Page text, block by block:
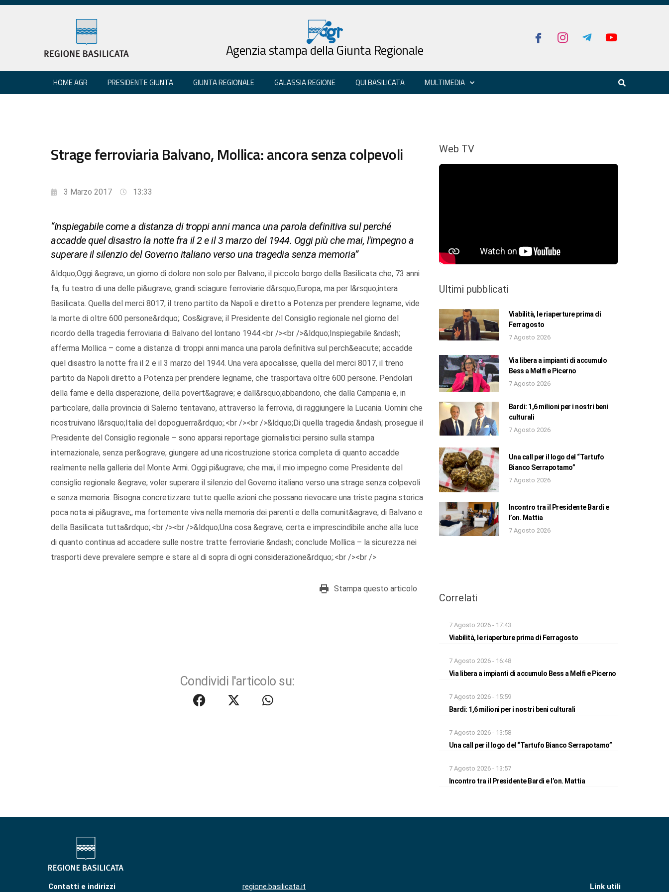
Agenzia stampa della Giunta Regionale
HOME AGR PRESIDENTE GIUNTA GIUNTA REGIONALE GALASSIA REGIONE QUI BASILICATA MULTIMEDIA
Strage ferroviaria Balvano, Mollica: ancora senza colpevoli
3 Marzo 2017 13:33
“Inspiegabile come a distanza di troppi anni manca una parola definitiva sul perché
accadde quel disastro la notte fra il 2 e il 3 marzo del 1944. Oggi più che mai, l'impegno a
superare il silenzio del Governo italiano verso una tragedia senza memoria”
&ldquo;Oggi &egrave; un giorno di dolore non solo per Balvano, il piccolo borgo della Basilicata che, 73 anni
fa, fu teatro di una delle pi&ugrave; grandi sciagure ferroviarie d&rsquo;Europa, ma per l&rsquo;intera
Basilicata. Quella del merci 8017, il treno partito da Napoli e diretto a Potenza per prendere legname, vide
la morte di oltre 600 persone&rdquo;. Cos&igrave; il Presidente del Consiglio regionale nel giorno del
ricordo della tragedia ferroviaria di Balvano del lontano 1944.<br /><br />&ldquo;Inspiegabile &ndash;
afferma Mollica – come a distanza di troppi anni manca una parola definitiva sul perch&eacute; accadde
quel disastro la notte fra il 2 e il 3 marzo del 1944. Una vera apocalisse, quella del merci 8017, il treno
partito da Napoli diretto a Potenza per prendere legname, che trasportava oltre 600 persone. Pendolari
della fame e della disperazione, della povert&agrave; e dall&rsquo;abbandono, che dalla Campania e, in
particolare, dalla provincia di Salerno tentavano, attraverso la ferrovia, di raggiungere la Lucania. Uomini che
ricostruivano l&rsquo;Italia del dopoguerra&rdquo;.<br /><br />&ldquo;Di quella tragedia &ndash; prosegue il
Presidente del Consiglio regionale – sono apparsi reportage giornalistici persino sulla stampa
internazionale, senza per&ograve; giungere ad una ricostruzione storica completa di quanto accadde
realmente nella galleria del Monte Armi. Oggi pi&ugrave; che mai, il mio impegno come Presidente del
consiglio regionale &egrave; voler superare il silenzio del Governo italiano verso una strage senza colpevoli
e senza memoria. Bisogna concretizzare tutte quelle azioni che possano rievocare una triste pagina storica
poca nota ai pi&ugrave;, ma fortemente viva nella memoria dei parenti e della comunit&agrave; di Balvano e
della Basilicata tutta&rdquo;.<br /><br />&ldquo;Una cosa &egrave; certa e imprescindibile anche alla luce
di quanto continua ad accadere sulle nostre tratte ferroviarie &ndash; conclude Mollica – la sicurezza nei
trasporti deve prevalere sempre e stare al di sopra di ogni considerazione&rdquo;.<br /><br />
Stampa questo articolo
Condividi l'articolo su:
Web TV
Ultimi pubblicati
Viabilità, le riaperture prima di
Ferragosto
7 Agosto 2026
Via libera a impianti di accumulo
Bess a Melfi e Picerno
7 Agosto 2026
Bardi: 1,6 milioni per i nostri beni
culturali
7 Agosto 2026
Una call per il logo del “Tartufo
Bianco Serrapotamo”
7 Agosto 2026
Incontro tra il Presidente Bardi e
l’on. Mattia
7 Agosto 2026
Correlati
7 Agosto 2026 - 17:43
Viabilità, le riaperture prima di Ferragosto
7 Agosto 2026 - 16:48
Via libera a impianti di accumulo Bess a Melfi e Picerno
7 Agosto 2026 - 15:59
Bardi: 1,6 milioni per i nostri beni culturali
7 Agosto 2026 - 13:58
Una call per il logo del “Tartufo Bianco Serrapotamo”
7 Agosto 2026 - 13:57
Incontro tra il Presidente Bardi e l’on. Mattia
Contatti e indirizzi regione.basilicata.it Link utili